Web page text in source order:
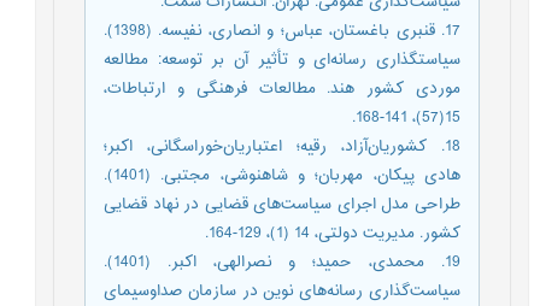
17. قنبری‌ باغستان، عباس؛ و انصاری، نفیسه. (1398).
سیاستگذاری رسانه‌ای و تأثیر آن بر توسعه: مطالعه
موردی کشور هند. مطالعات فرهنگی و ارتباطات،
15(57)، 141-168.
18. کشوریان‌آزاد، رقیه؛ اعتباریان‌خوراسگانی، اکبر؛‌
هادی ‌پیکان، مهربان؛ و شاهنوشی، مجتبی. (1401).
طراحی مدل اجرای سیاست‌های قضایی در نهاد قضایی
کشور. مدیریت دولتی، 14 (1)، 129-164.
19. محمدی، حمید؛ و نصرالهی، اکبر. (1401).
سیاست‌گذاری رسانه‌های نوین در سازمان صداوسیمای